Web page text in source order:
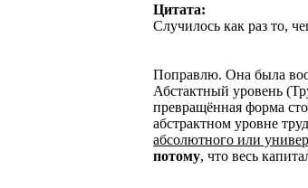
Цитата:
Случилось как раз то,
Поправлю. Она была
Абстактный уровень
превращённая форма
абстрактном уровне
абсолютного или
потому, что весь